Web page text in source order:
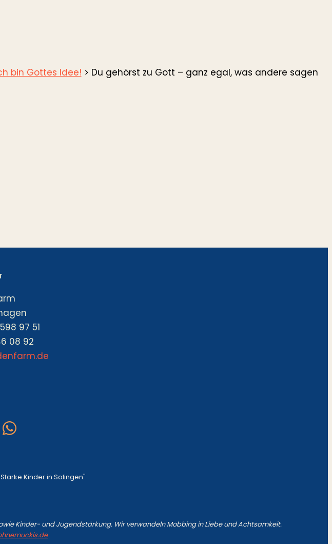
bin Gottes Idee! Du gehörst zu Gott – ganz egal, was andere sagen
97 51
08 92
Kinder in Solingen"
Kinder- und Jugendstärkung. Wir verwandeln Mobbing in Liebe und Achtsamkeit.